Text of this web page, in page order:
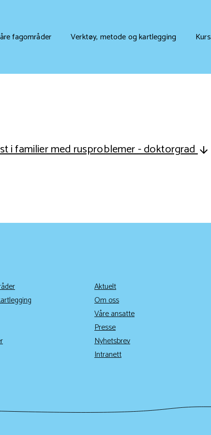
fagområder Verktøy, metode og kartlegging Kurs
i familier med rusproblemer - doktorgrad
Aktuelt
Om oss
Våre ansatte
Presse
Nyhetsbrev
Intranett